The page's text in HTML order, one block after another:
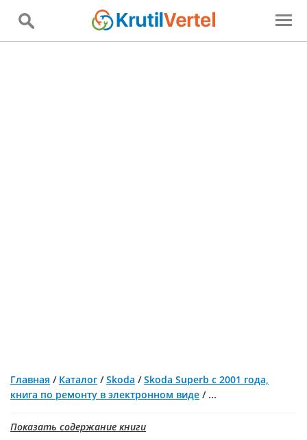
Главная / Каталог /Skoda /Skoda Superb с 2001 года,
книга по ремонту в электронном виде / ...
Показать содержание книги